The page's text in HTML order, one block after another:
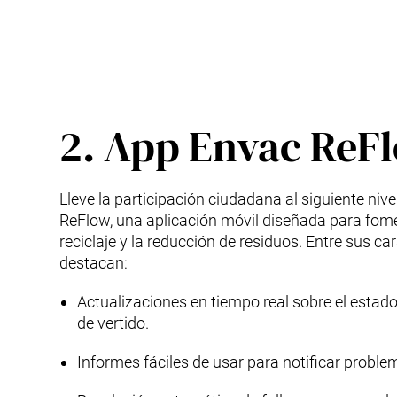
2. App Envac
Lleve la participación ciudadana al siguiente
ReFlow, una aplicación móvil diseñada para
reciclaje y la reducción de residuos. Entre sus
destacan:
Actualizaciones en tiempo real sobre el
de vertido.
Informes fáciles de usar para notificar